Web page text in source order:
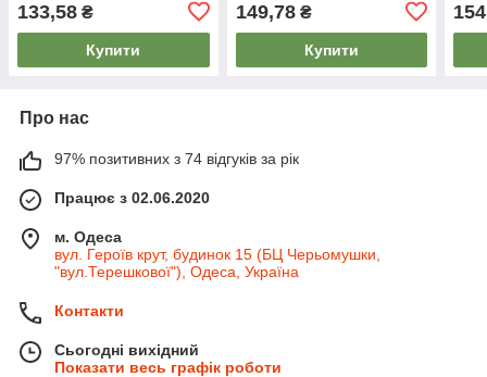
133,58 ₴
Купити
149,78₴
Купити
Про нас
97% позитивних з 74 відгуків за рік
Працює з 02.06.2020
м. Одеса
вул. Героїв крут, будинок 15 (БЦ Черьомушки,
"вул.Терешкової"), Одеса, Україна
Контакти
Сьогодні вихідний
Показати весь графік роботи